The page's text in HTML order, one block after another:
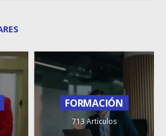
FORMACIÓN
713 Artículos